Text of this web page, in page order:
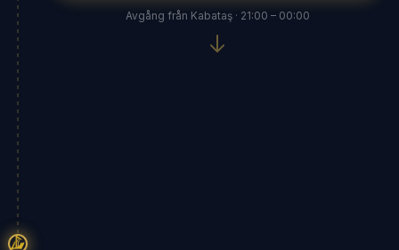
Avgång från Kabataş · 21:00 – 00:00